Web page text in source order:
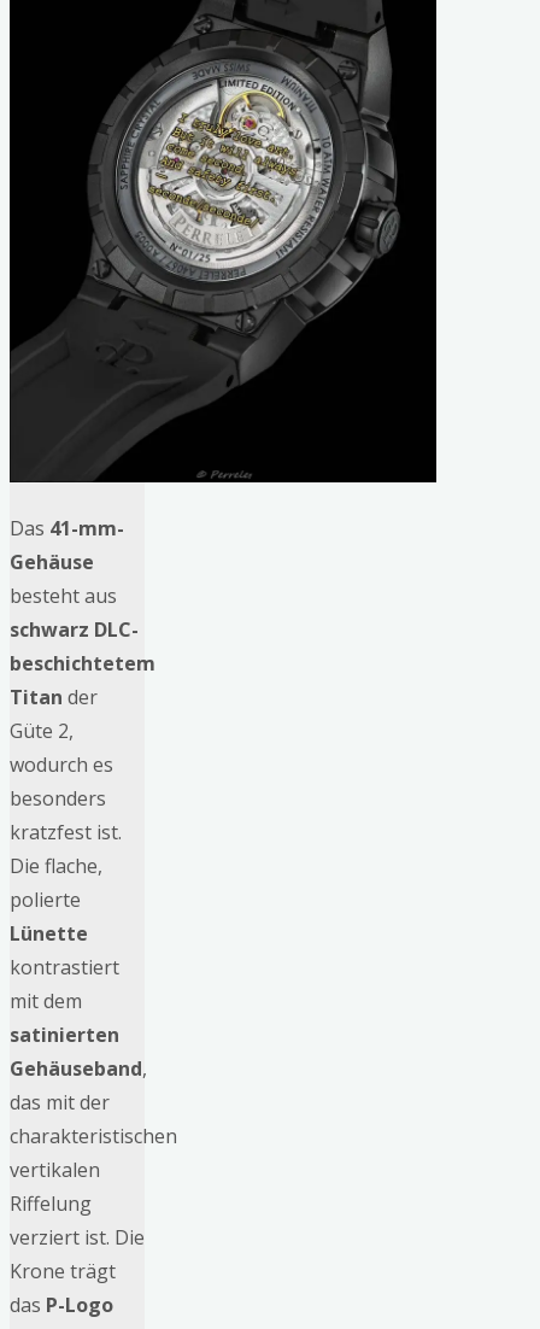
Das 41-mm-
Gehäuse
besteht aus
schwarz DLC-
beschichtetem
Titan der
Güte 2,
wodurch es
besonders
kratzfest ist.
Die flache,
polierte
Lünette
kontrastiert
mit dem
satinierten
Gehäuseband,
das mit der
charakteristischen
vertikalen
Riffelung
verziert ist. Die
Krone trägt
das P-Logo